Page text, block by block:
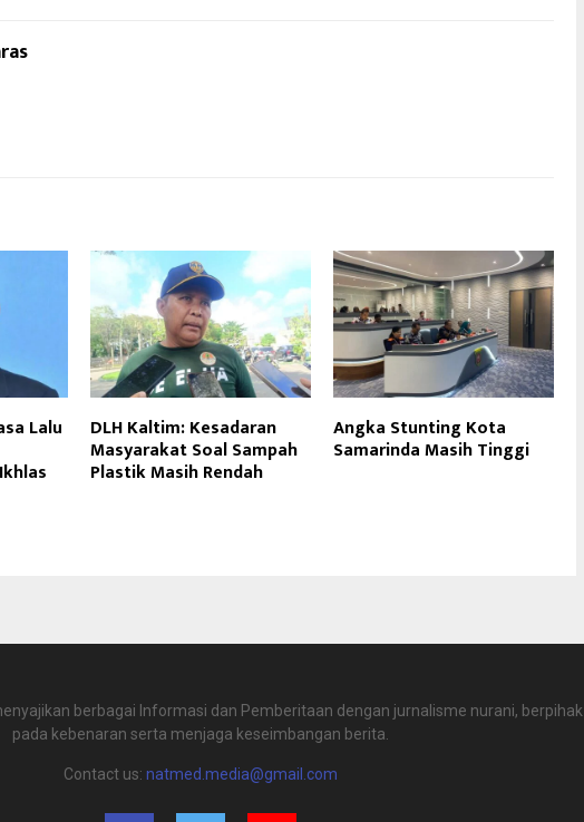
Lalu DLH Kaltim: Kesadaran
Masyarakat Soal Sampah
Plastik Masih Rendah
Angka Stunting Kota
Samarinda Masih Tinggi
berbagai Informasi dan Pemberitaan dengan jurnalisme nurani, berpihak
pada kebenaran serta menjaga keseimbangan berita.
Contact us: natmed.media@gmail.com